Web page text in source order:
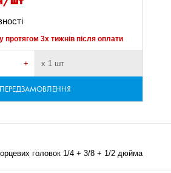
протягом 3х тижнів після оплати
+ х 1 шт
ПЕРЕДЗАМОВЛЕННЯ
головок 1/4 + 3/8 + 1/2 дюйма